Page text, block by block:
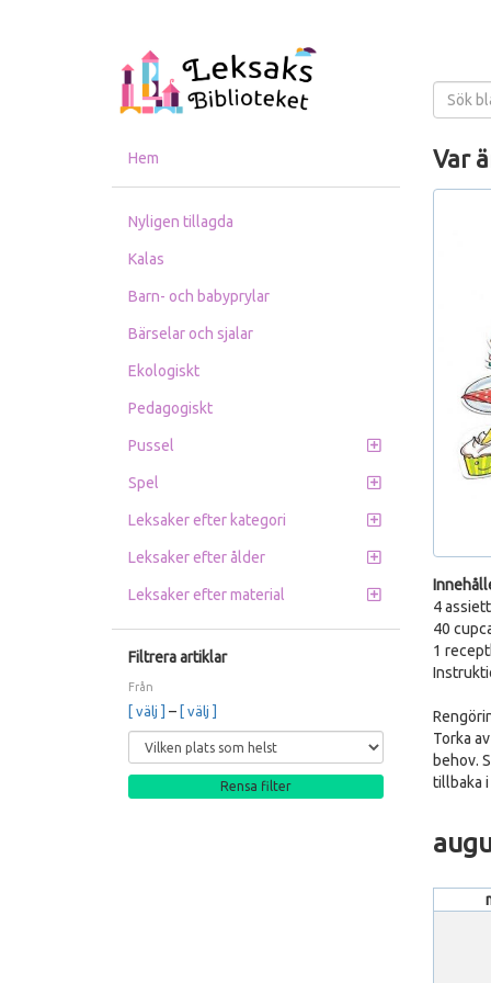
Hem
Nyligen tillagda
Kalas
Barn- och babyprylar
Bärselar och sjalar
Ekologiskt
Pedagogiskt
Pussel
Spel
Leksaker efter kategori
Leksaker efter ålder
Leksaker efter material
Filtrera artiklar
Från
[ välj ] – [ välj ]
Rensa filter
Var
4
40
1
Torka
behov.
tillbaka